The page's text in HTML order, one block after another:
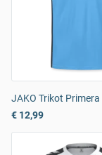
JAKO Trikot Primera
€ 12,99